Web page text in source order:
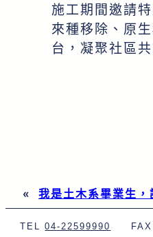
施工期間邀請
來種移除、原
台，凝聚社區
« 我是土木系畢業生，
TEL04-22599990 FAX